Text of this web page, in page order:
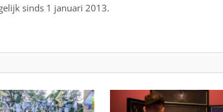
sinds 1 januari 2013.